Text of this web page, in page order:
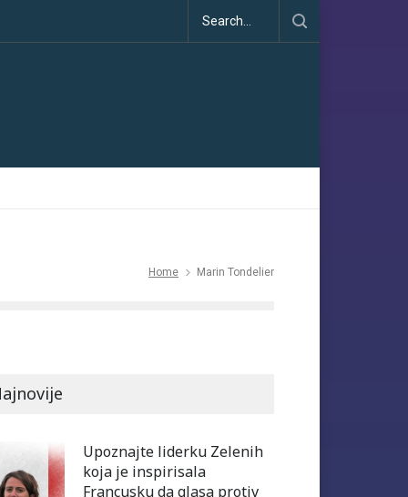
dezinformacije u porastu uoči COP30
Home Marin Tondelier
Upoznajte liderku Zelenih
koja je inspirisala
Francusku da glasa protiv